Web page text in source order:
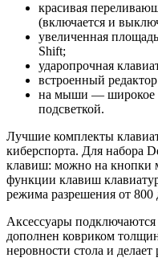
красивая
(включается и
увеличенная
Shift;
ударопрочная
встроенный
на мыши — широкое
подсветкой.
Лучшие комплекты
киберспорта. Для набора
клавиш: можно на кнопки
функции клавиш
режима разрешения от 800
Аксессуары
дополнен ковриком
неровности стола и